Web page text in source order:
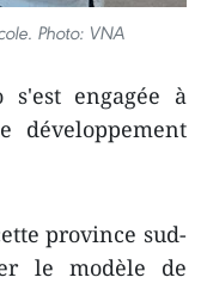
Photo: VNA
s'est engagée à
province sud-
le modèle de